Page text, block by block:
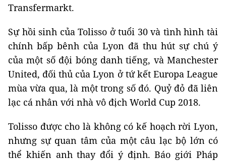
Transfermarkt.
Sự hồi sinh của Tolisso ở tuổi 30 và tình hình tài
chính bấp bênh của Lyon đã thu hút sự chú ý
của một số đội bóng danh tiếng, và Manchester
United, đối thủ của Lyon ở tứ kết Europa League
mùa vừa qua, là một trong số đó. Quỷ đỏ đã liên
lạc cá nhân với nhà vô địch World Cup 2018.
Tolisso được cho là không có kế hoạch rời Lyon,
nhưng sự quan tâm của một câu lạc bộ lớn có
thể khiến anh thay đổi ý định. Báo giới Pháp